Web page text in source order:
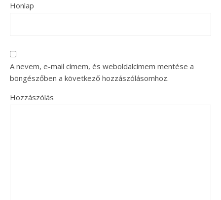
Honlap
A nevem, e-mail címem, és weboldalcímem mentése a
böngészőben a következő hozzászólásomhoz.
Hozzászólás